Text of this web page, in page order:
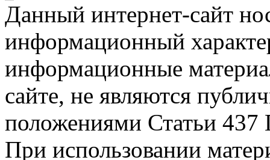
Данный интернет-сайт
информационный
информационные
сайте, не являются
положениями Статьи 437
При использовании